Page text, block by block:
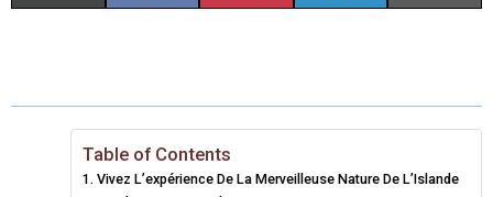
R
E
O
W
T
R
O
E
O
R
O
T
R
R
O
K
D
R
O
I
Table of Contents
Vivez L’expérience De La Merveilleuse Nature De L’Islande